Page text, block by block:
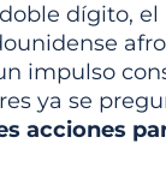
dígito, el
impulso
ya se
acciones